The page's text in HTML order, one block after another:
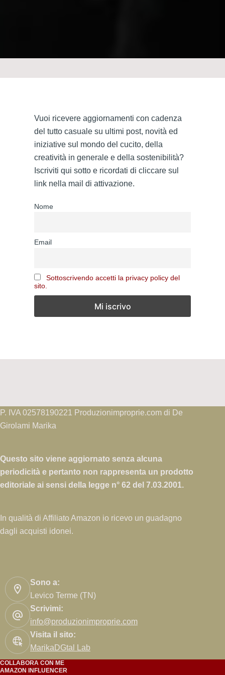
Vuoi ricevere aggiornamenti con cadenza
del tutto casuale su ultimi post, novità ed
iniziative sul mondo del cucito, della
creatività in generale e della sostenibilità?
Iscriviti qui sotto e ricordati di cliccare sul
link nella mail di attivazione.
Nome
Email
Sottoscrivendo accetti la privacy policy del
sito.
P. IVA 02578190221 Produzionimproprie.com di De
Girolami Marika
Questo sito viene aggiornato senza alcuna
periodicità e pertanto non rappresenta un prodotto
editoriale ai sensi della legge n° 62 del 7.03.2001.
In qualità di Affiliato Amazon io ricevo un guadagno
dagli acquisti idonei.
Sono a:
Levico Terme (TN)
Scrivimi:
info@produzionimproprie.com
Visita il sito:
MarikaDGtal Lab
COLLABORA CON ME
AMAZON INFLUENCER